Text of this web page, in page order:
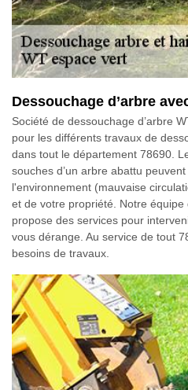
Dessouchage d’arbre
Société de dessouchage d’arbre
pour les différents travaux de
dans tout le département 78690.
souches d’un arbre abattu
l'environnement (mauvaise
et de votre propriété. Notre
propose des services pour
vous dérange. Au service de tout
besoins de travaux.